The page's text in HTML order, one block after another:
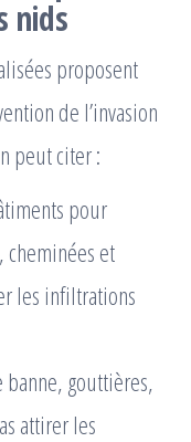
nids
proposent
de l’invasion
peut citer :
pour
cheminées et
les infiltrations
banne, gouttières,
attirer les